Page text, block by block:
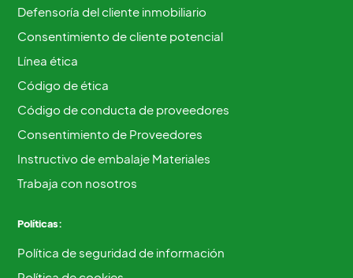
Defensoría del cliente inmobiliario
Consentimiento de cliente potencial
Línea ética
Código de ética
Código de conducta de proveedores
Consentimiento de Proveedores
Instructivo de embalaje Materiales
Trabaja con nosotros
Políticas:
Política de seguridad de información